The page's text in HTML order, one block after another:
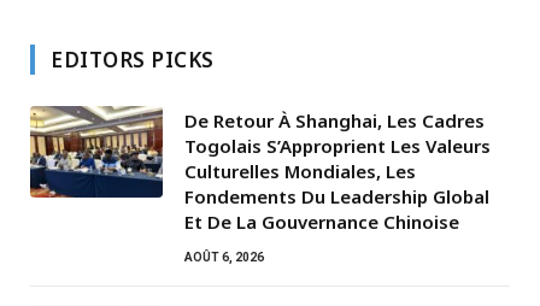
EDITORS PICKS
De Retour À Shanghai, Les Cadres
Togolais S’Approprient Les Valeurs
Culturelles Mondiales, Les
Fondements Du Leadership Global
Et De La Gouvernance Chinoise
AOÛT 6, 2026